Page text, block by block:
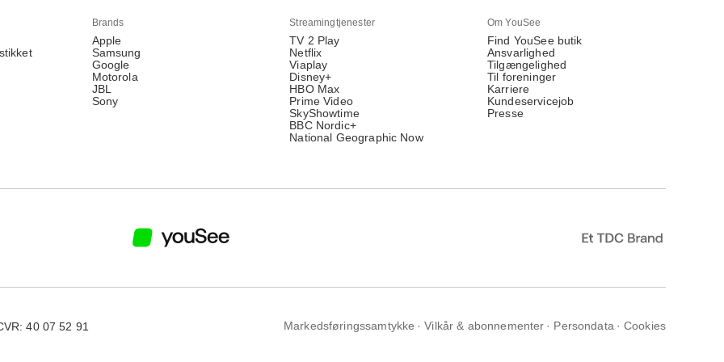
Brands
Apple
Samsung
Google
Motorola
JBL
Sony
Streamingtjenester
TV 2 Play
Netflix
Viaplay
Disney+
HBO Max
Prime Video
SkyShowtime
BBC Nordic+
National Geographic Now
Om YouSee
Find YouSee butik
Ansvarlighed
Tilgængelighed
Til foreninger
Karriere
Kundeservicejob
Presse
40 07 52 91 Markedsføringssamtykke Vilkår & abonnementer Persondata Cookies